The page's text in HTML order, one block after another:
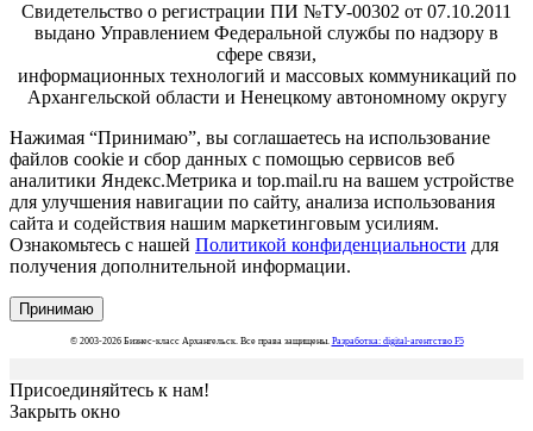
Свидетельство о регистрации ПИ №ТУ-00302 от 07.10.2011
выдано Управлением Федеральной службы по надзору в
сфере связи,
информационных технологий и массовых коммуникаций по
Архангельской области и Ненецкому автономному округу
Нажимая “Принимаю”, вы соглашаетесь на использование
файлов cookie и сбор данных с помощью сервисов веб
аналитики Яндекс.Метрика и top.mail.ru на вашем устройстве
для улучшения навигации по сайту, анализа использования
сайта и содействия нашим маркетинговым усилиям.
Ознакомьтесь с нашей Политикой конфиденциальности для
получения дополнительной информации.
Принимаю
© 2003-2026 Бизнес-класс Архангельск. Все права защищены. Разработка: digital-агентство F5
Присоединяйтесь к нам!
Закрыть окно